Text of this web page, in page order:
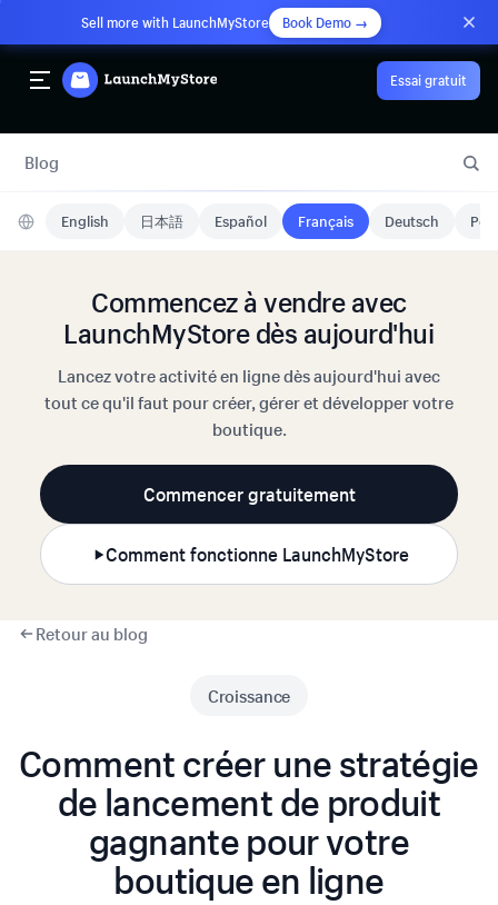
Sell more with LaunchMyStore Book Demo →
Essai gratuit
Blog
English 日本語 Español Français Deutsch
Commencez à vendre avec
LaunchMyStore dès aujourd'hui
Lancez votre activité en ligne dès aujourd'hui avec
tout ce qu'il faut pour créer, gérer et développer votre
boutique.
Commencer gratuitement
Comment fonctionne LaunchMyStore
Retour au blog
Croissance
Comment créer une stratégie
de lancement de produit
gagnante pour votre
boutique en ligne